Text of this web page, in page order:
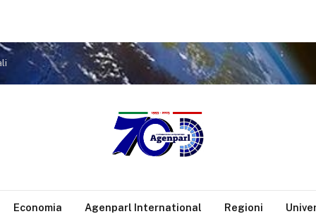
Economia Agenparl International Regioni